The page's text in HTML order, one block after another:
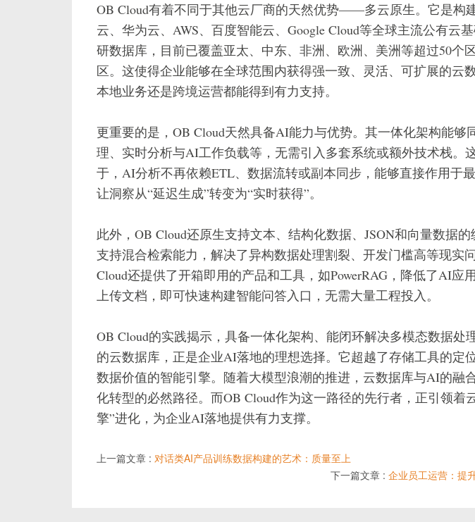
OB Cloud有着不同于其他云厂商的天然优势——多云原生。它是构
云、华为云、AWS、百度智能云、Google Cloud等全球主流公有云
研数据库，目前已覆盖亚太、中东、非洲、欧洲、美洲等超过50个
区。这使得企业能够在全球范围内获得强一致、灵活、可扩展的云
本地业务还是跨境运营都能得到有力支持。
更重要的是，OB Cloud天然具备AI能力与优势。其一体化架构能够
理、实时分析与AI工作负载等，无需引入多套系统或额外技术栈。
于，AI分析不再依赖ETL、数据流转或副本同步，能够直接作用于
让洞察从“延迟生成”转变为“实时获得”。
此外，OB Cloud还原生支持文本、结构化数据、JSON和向量数据的
支持混合检索能力，解决了异构数据处理割裂、开发门槛高等现实
Cloud还提供了开箱即用的产品和工具，如PowerRAG，降低了AI应
上传文档，即可快速构建智能问答入口，无需大量工程投入。
OB Cloud的实践揭示，具备一体化架构、能闭环解决多模态数据处
的云数据库，正是企业AI落地的理想选择。它超越了存储工具的定
数据价值的智能引擎。随着大模型浪潮的推进，云数据库与AI的融
化转型的必然路径。而OB Cloud作为这一路径的先行者，正引领着
擎”进化，为企业AI落地提供有力支撑。
上一篇文章 : 对话类AI产品训练数据构建的艺术：质量至上
下一篇文章 : 企业员工运营：提